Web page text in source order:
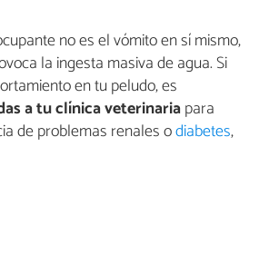
no es el vómito en sí mismo,
la ingesta masiva de agua. Si
en tu peludo, es
a tu clínica veterinariapara
de problemas renales odiabetes,